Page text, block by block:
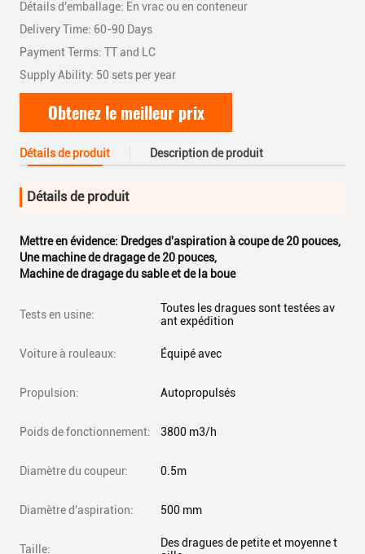
Détails d'emballage: En vrac ou en conteneur
Delivery Time: 60-90 Days
Payment Terms: TT and LC
Supply Ability: 50 sets per year
Obtenez le meilleur prix
Détails de produit Description de produit
Détails de produit
Mettre en évidence: Dredges d'aspiration à coupe de 20 pouces,
Une machine de dragage de 20 pouces,
Machine de dragage du sable et de la boue
Tests en usine:
Toutes les dragues sont testées av
ant expédition
Voiture à rouleaux: Équipé avec
Propulsion: Autopropulsés
Poids de fonctionnement: 3800 m3/h
Diamètre du coupeur: 0.5m
Diamètre d'aspiration: 500 mm
Taille:
Des dragues de petite et moyenne t